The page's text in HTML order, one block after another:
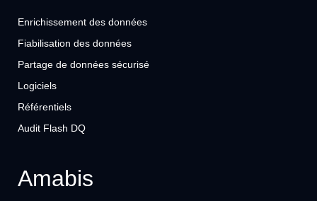
Enrichissement des données
Fiabilisation des données
Partage de données sécurisé
Logiciels
Référentiels
Audit Flash DQ
Amabis